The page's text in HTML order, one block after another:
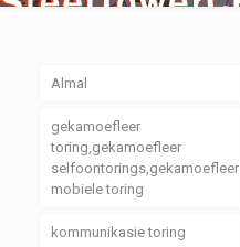
Almal
gekamoefleer
toring,gekamoefleer
selfoontorings,gekamoefleer
mobiele toring
kommunikasie toring